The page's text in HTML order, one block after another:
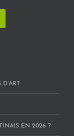
EN 2026 ?